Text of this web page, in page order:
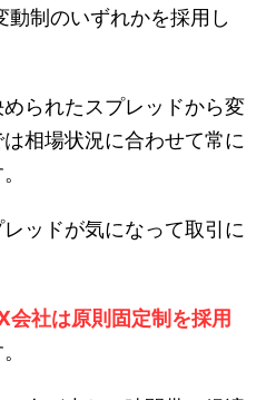
制のいずれかを採用し
られたスプレッドから変
相場状況に合わせて常に
ッドが気になって取引に
会社は原則固定制を採用